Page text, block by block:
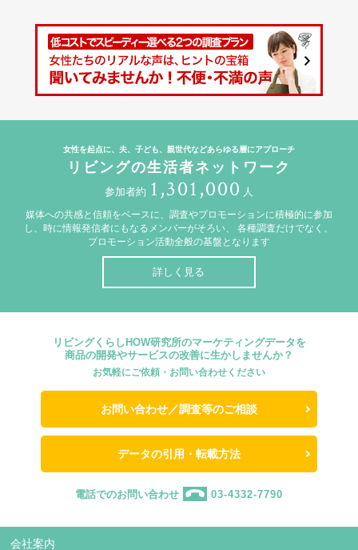
女性を起点に、夫、子ども、親世代などあらゆる層にアプローチ
リビングの生活者ネットワーク
参加者約 1,301,000 人
媒体への共感と信頼をベースに、調査やプロモーションに積極的に参加
し、時に情報発信者にもなるメンバーがそろい、
各種調査だけでなく、
プロモーション活動全般の基盤となります
詳しく見る
リビングくらしHOW研究所のマーケティングデータを
商品の開発やサービスの改善に生かしませんか？
お気軽にご依頼・お問い合わせください
お問い合わせ／調査等のご相談
データの引用・転載方法
電話でのお問い合わせ 03-4332-7790
会社案内